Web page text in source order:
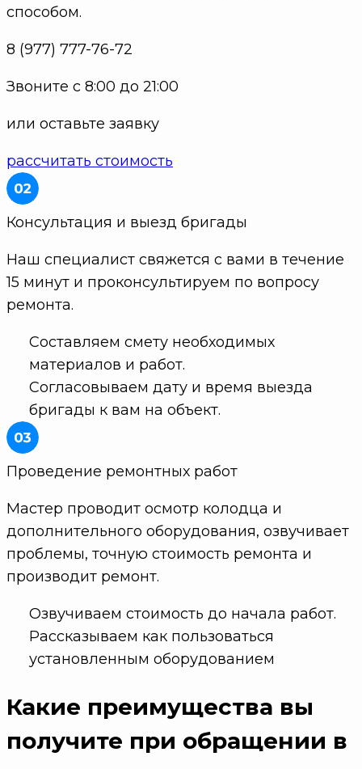
способом.
8 (977) 777-76-72
Звоните с 8:00 до 21:00
или оставьте заявку
рассчитать стоимость
Консультация и выезд бригады
Наш специалист свяжется с вами в течение
15 минут и проконсультируем по вопросу
ремонта.
Составляем смету необходимых
материалов и работ.
Согласовываем дату и время выезда
бригады к вам на объект.
Проведение ремонтных работ
Мастер проводит осмотр колодца и
дополнительного оборудования, озвучивает
проблемы, точную стоимость ремонта и
производит ремонт.
Озвучиваем стоимость до начала работ.
Рассказываем как пользоваться
установленным оборудованием
Какие преимущества вы
получите при обращении в